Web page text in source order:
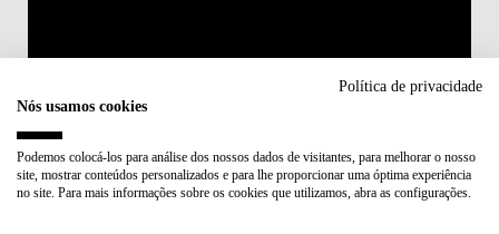
Membro de:
Política de privacidade
Nós usamos cookies
Podemos colocá-los para análise dos nossos dados de visitantes, para melhorar o nosso
site, mostrar conteúdos personalizados e para lhe proporcionar uma óptima experiência
no site. Para mais informações sobre os cookies que utilizamos, abra as configurações.